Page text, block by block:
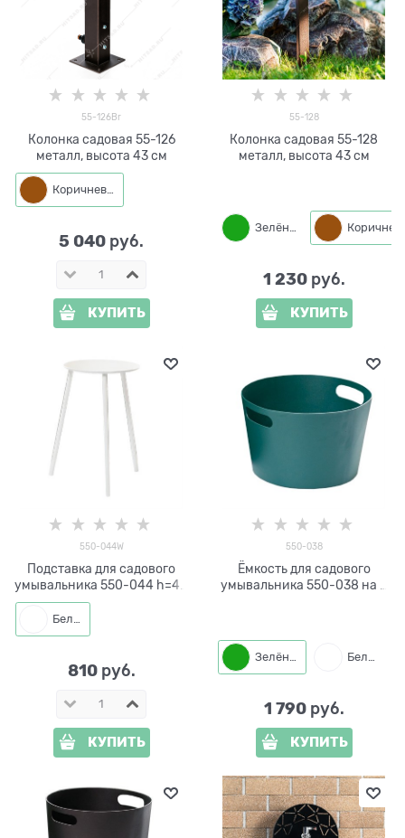
55-126Br
Колонка садовая 55-126
металл, высота 43 см
Коричневый
5 040 руб.
КУПИТЬ
55-128
Колонка садовая 55-128
металл, высота 43 см
Зелёный
1 230 руб.
КУПИТЬ
550-044W
Подставка для садового
умывальника 550-044 h=40
Белый
810 руб.
КУПИТЬ
550-038
Ёмкость для садового
умывальника 550-038 на 9
Зелёный Белый
1 790 руб.
КУПИТЬ